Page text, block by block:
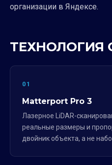
организации в Яндексе.
ТЕХНОЛОГИЯ
01
Matterport Pro 3
Лазерное LiDAR-
реальные размеры и
двойник объекта, а не